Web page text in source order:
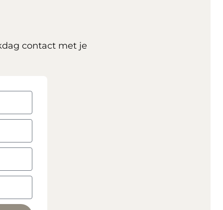
contact met je